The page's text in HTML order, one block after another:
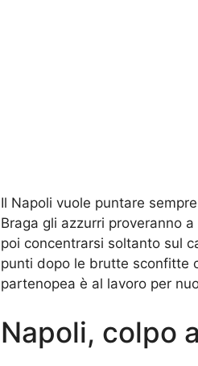
Il Napoli vuole puntare
Braga gli azzurri proveranno
poi concentrarsi soltanto sul
punti dopo le brutte sconfitte
partenopea è al lavoro per
Napoli, colpo